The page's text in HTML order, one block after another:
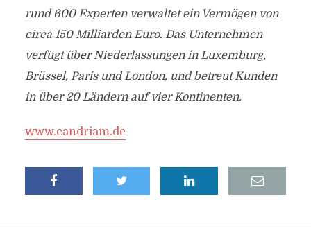
rund 600 Experten verwaltet ein Vermögen von
circa 150 Milliarden Euro. Das Unternehmen
verfügt über Niederlassungen in Luxemburg,
Brüssel, Paris und London, und betreut Kunden
in über 20 Ländern auf vier Kontinenten.
www.candriam.de